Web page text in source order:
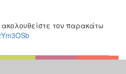
τον παρακάτω